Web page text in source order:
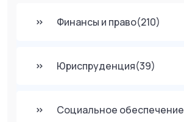
Финансы и право(210)
Юриспруденция(39)
Социальное обеспечение